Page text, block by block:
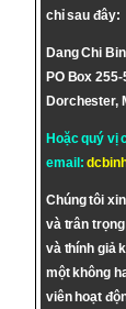
chỉ sau đây:
Dang Chi
PO Box 255-
Dorchester,
Hoặc quý vị
email:
Chúng tôi
và trân
và thính giả
một không
viên hoạt